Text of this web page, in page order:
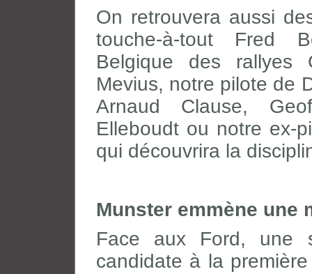
On retrouvera aussi
touche-à-tout Fred
Belgique des rallyes
Mevius, notre pilote de
Arnaud Clause,
Elleboudt ou notre ex-
qui découvrira la
Munster emmène une
Face aux Ford, une
candidate à la